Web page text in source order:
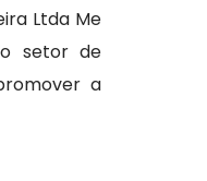
Ltda Me
setor de
a